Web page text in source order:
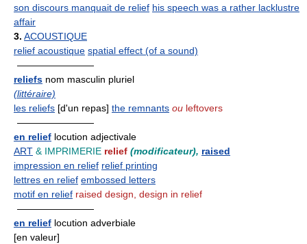
son discours manquait de relief his speech was a rather lacklustre
affair
3. ACOUSTIQUE
relief acoustique spatial effect (of a sound)
————————
reliefs nom masculin pluriel
(littéraire)
les reliefs [d'un repas] the remnants ou leftovers
————————
en relief locution adjectivale
ART & IMPRIMERIE relief (modificateur), raised
impression en relief relief printing
lettres en relief embossed letters
motif en relief raised design, design in relief
————————
en relief locution adverbiale
[en valeur]